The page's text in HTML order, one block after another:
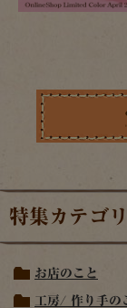
特集カテゴ
お店のこと
工房/ 作り手の